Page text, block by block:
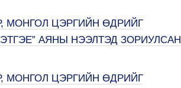
МОНГОЛ ЦЭРГИЙН ӨДРИЙГ
АЯНЫ НЭЭЛТЭД ЗОРИУЛСАН
МОНГОЛ ЦЭРГИЙН ӨДРИЙГ